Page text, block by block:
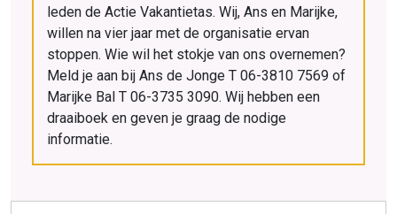
leden de Actie Vakantietas. Wij, Ans en Marijke,
willen na vier jaar met de organisatie ervan
stoppen. Wie wil het stokje van ons overnemen?
Meld je aan bij Ans de Jonge T 06-3810 7569 of
Marijke Bal T 06-3735 3090. Wij hebben een
draaiboek en geven je graag de nodige
informatie.